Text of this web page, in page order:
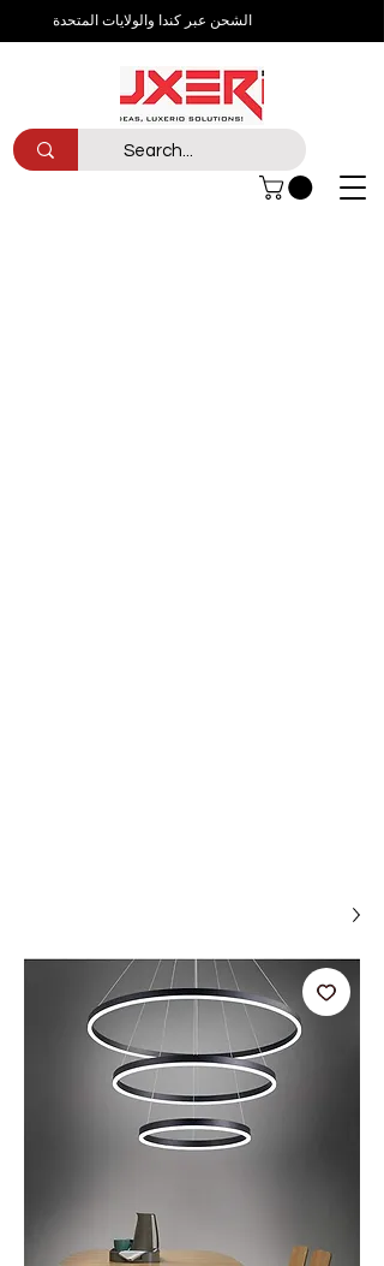
الشحن عبر كندا والولايات المتحدة